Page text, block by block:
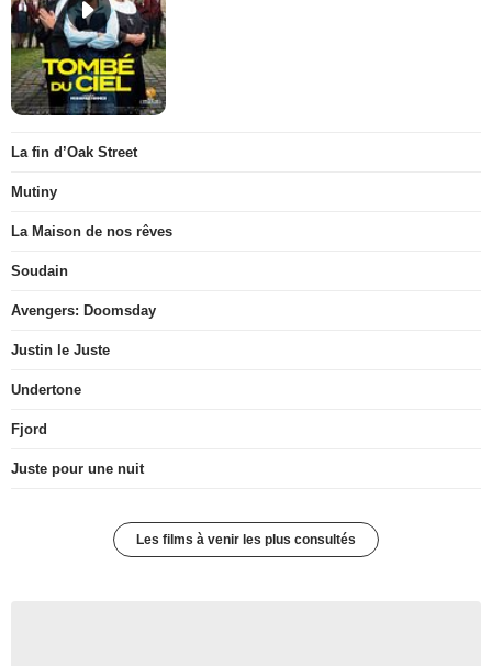
La fin d’Oak Street
Mutiny
La Maison de nos rêves
Soudain
Avengers: Doomsday
Justin le Juste
Undertone
Fjord
Juste pour une nuit
Les films à venir les plus consultés